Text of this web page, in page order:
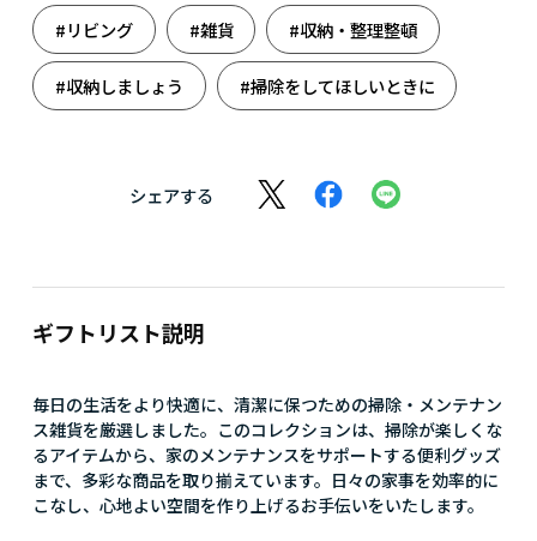
#リビング #雑貨 #収納・整理整頓
#収納しましょう #掃除をしてほしいときに
シェアする
ギフトリスト説明
毎日の生活をより快適に、清潔に保つための掃除・メンテナン
ス雑貨を厳選しました。このコレクションは、掃除が楽しくな
るアイテムから、家のメンテナンスをサポートする便利グッズ
まで、多彩な商品を取り揃えています。日々の家事を効率的に
こなし、心地よい空間を作り上げるお手伝いをいたします。